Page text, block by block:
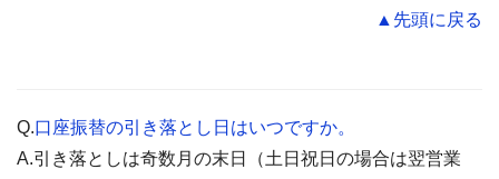
▲先頭に戻る
Q.口座振替の引き落とし日はいつですか。
A.引き落としは奇数月の末日（土日祝日の場合は翌営業